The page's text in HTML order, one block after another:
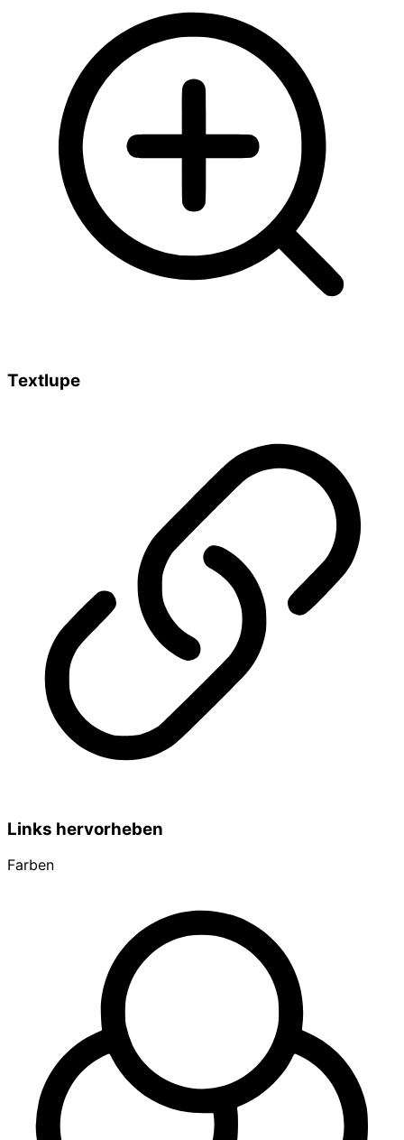
Textlupe
Links hervorheben
Farben